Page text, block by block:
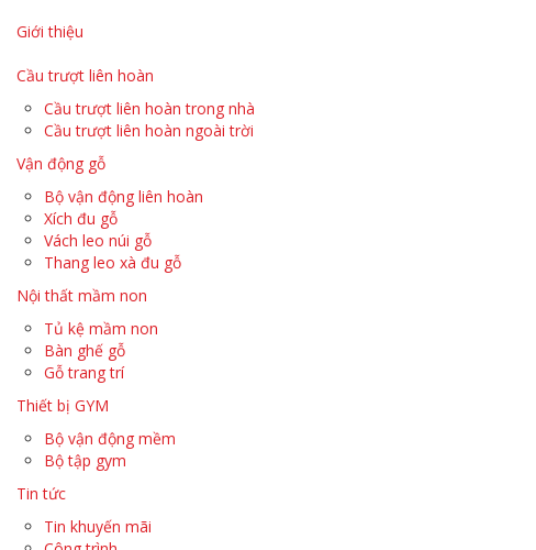
Giới thiệu
Cầu trượt liên hoàn
Cầu trượt liên hoàn trong nhà
Cầu trượt liên hoàn ngoài trời
Vận động gỗ
Bộ vận động liên hoàn
Xích đu gỗ
Vách leo núi gỗ
Thang leo xà đu gỗ
Nội thất mầm non
Tủ kệ mầm non
Bàn ghế gỗ
Gỗ trang trí
Thiết bị GYM
Bộ vận động mềm
Bộ tập gym
Tin tức
Tin khuyến mãi